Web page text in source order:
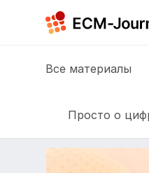
Все материалы
Просто о